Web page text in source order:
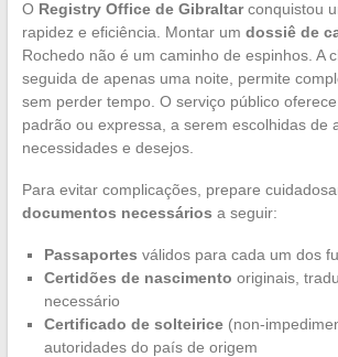
O Registry Office de Gibraltarconquistou
rapidez e eficiência. Montar um dossiê de
Rochedo não é um caminho de espinhos. A
seguida de apenas uma noite, permite
sem perder tempo. O serviço público
padrão ou expressa, a serem escolhidas de
necessidades e desejos.
Para evitar complicações, prepare
documentos necessários a seguir:
Passaportes válidos para cada um dos
Certidões de nascimento originais,
necessário
Certificado de solteirice(non-
autoridades do país de origem